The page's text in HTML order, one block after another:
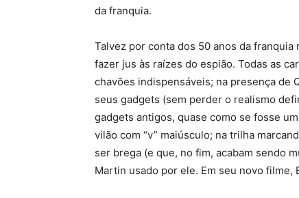
da franquia.
Talvez por conta dos 50 anos da
fazer jus às raízes do espião. Todas as
chavões indispensáveis; na presença de
seus gadgets (sem perder o realismo
gadgets antigos, quase como se fosse
vilão com “v” maiúsculo; na trilha
ser brega (e que, no fim, acabam sendo
Martin usado por ele. Em seu novo filme,